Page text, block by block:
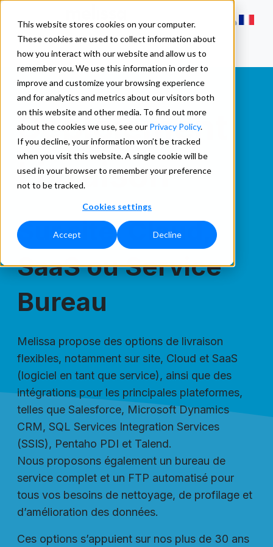
This website stores cookies on your computer.
These cookies are used to collect information about
how you interact with our website and allow us to
remember you. We use this information in order to
improve and customize your browsing experience
and for analytics and metrics about our visitors both
on this website and other media. To find out more
about the cookies we use, see our Privacy Policy.
If you decline, your information won’t be tracked
when you visit this website. A single cookie will be
used in your browser to remember your preference
not to be tracked.
Cookies settings
Accept Decline
Déploiement
Livraison
Sur site, Cloud,
SaaS ou Service
Bureau
Melissa propose des options de livraison
flexibles, notamment sur site, Cloud et SaaS
(logiciel en tant que service), ainsi que des
intégrations pour les principales plateformes,
telles que Salesforce, Microsoft Dynamics
CRM, SQL Services Integration Services
(SSIS), Pentaho PDI et Talend.
Nous proposons également un bureau de
service complet et un FTP automatisé pour
tous vos besoins de nettoyage, de profilage et
d’amélioration des données.
Ces options s’appuient sur nos plus de 30 ans